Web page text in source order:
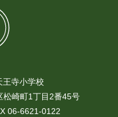
王寺小学校
崎町1丁目2番45号
06-6621-0122